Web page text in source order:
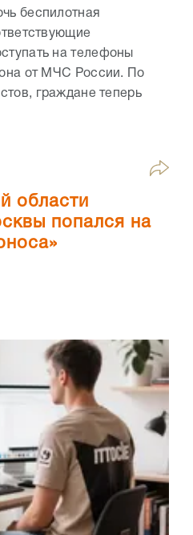
беспилотная
на телефоны
от МЧС России. По
граждане теперь
области
попался на